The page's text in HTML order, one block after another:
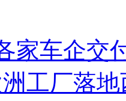
家车企交
工厂落